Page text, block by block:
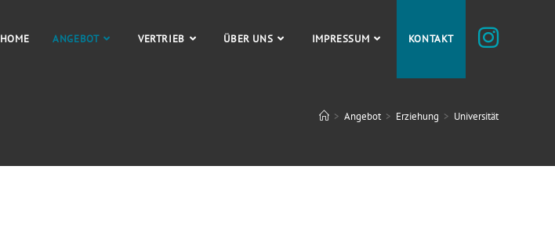
HOME ANGEBOT VERTRIEB ÜBER UNS IMPRESSUM KONTAKT
> Angebot > Erziehung > Universität